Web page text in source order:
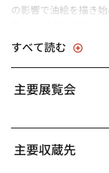
の影響で油絵を描き
神戸新聞社に入社。
宣美展」で奨励賞受
宣伝研究所に入社。
ザインセンターに入
（吉田画廊、東京）
業デザイン賞受賞。
すべて読む
主要展覧会
主要収蔵先